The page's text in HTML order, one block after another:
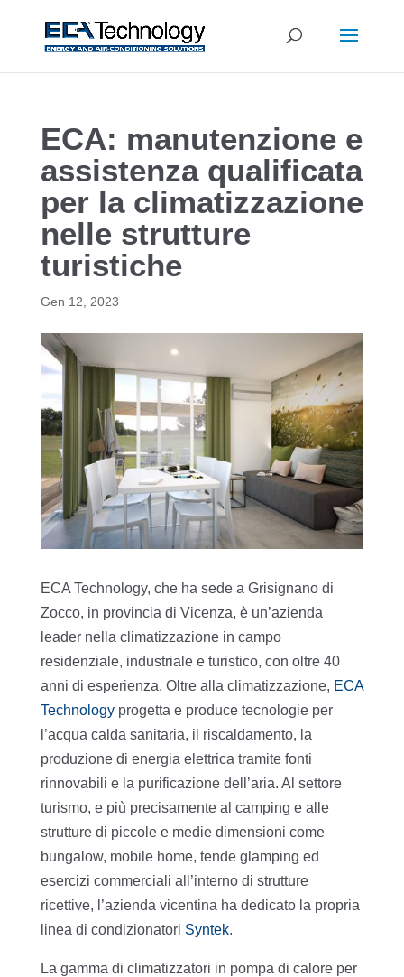
ECA: manutenzione e
assistenza qualificata
per la climatizzazione
nelle strutture
turistiche
Gen 12, 2023
ECA Technology, che ha sede a Grisignano di
Zocco, in provincia di Vicenza, è un’azienda
leader nella climatizzazione in campo
residenziale, industriale e turistico, con oltre 40
anni di esperienza. Oltre alla climatizzazione, ECA
Technologyprogetta e produce tecnologie per
l’acqua calda sanitaria, il riscaldamento, la
produzione di energia elettrica tramite fonti
rinnovabili e la purificazione dell’aria. Al settore
turismo, e più precisamente al camping e alle
strutture di piccole e medie dimensioni come
bungalow, mobile home, tende glamping ed
esercizi commerciali all’interno di strutture
ricettive, l’azienda vicentina ha dedicato la propria
linea di condizionatori Syntek.
La gamma di climatizzatori in pompa di calore per